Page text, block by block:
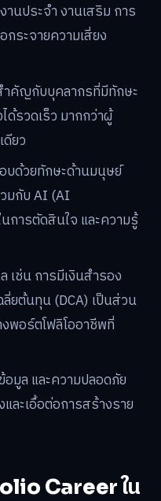
านประจำ งานเสริม การ
ระจายความเสี่ยง
ำคัญกับบุคลากรที่มีทักษะ
ด้รวดเร็ว มากกว่าผู้
ดียว
ด้วยทักษะด้านมนุษย์
มกับ AI (AI
การตัดสินใจ และความรู้
เช่น การมีเงินสำรอง
ยต้นทุน (DCA) เป็นส่วน
พอร์ตโฟลิโออาชีพที่
อมูล และความปลอดภัย
และเอื้อต่อการสร้างราย
Career ใน